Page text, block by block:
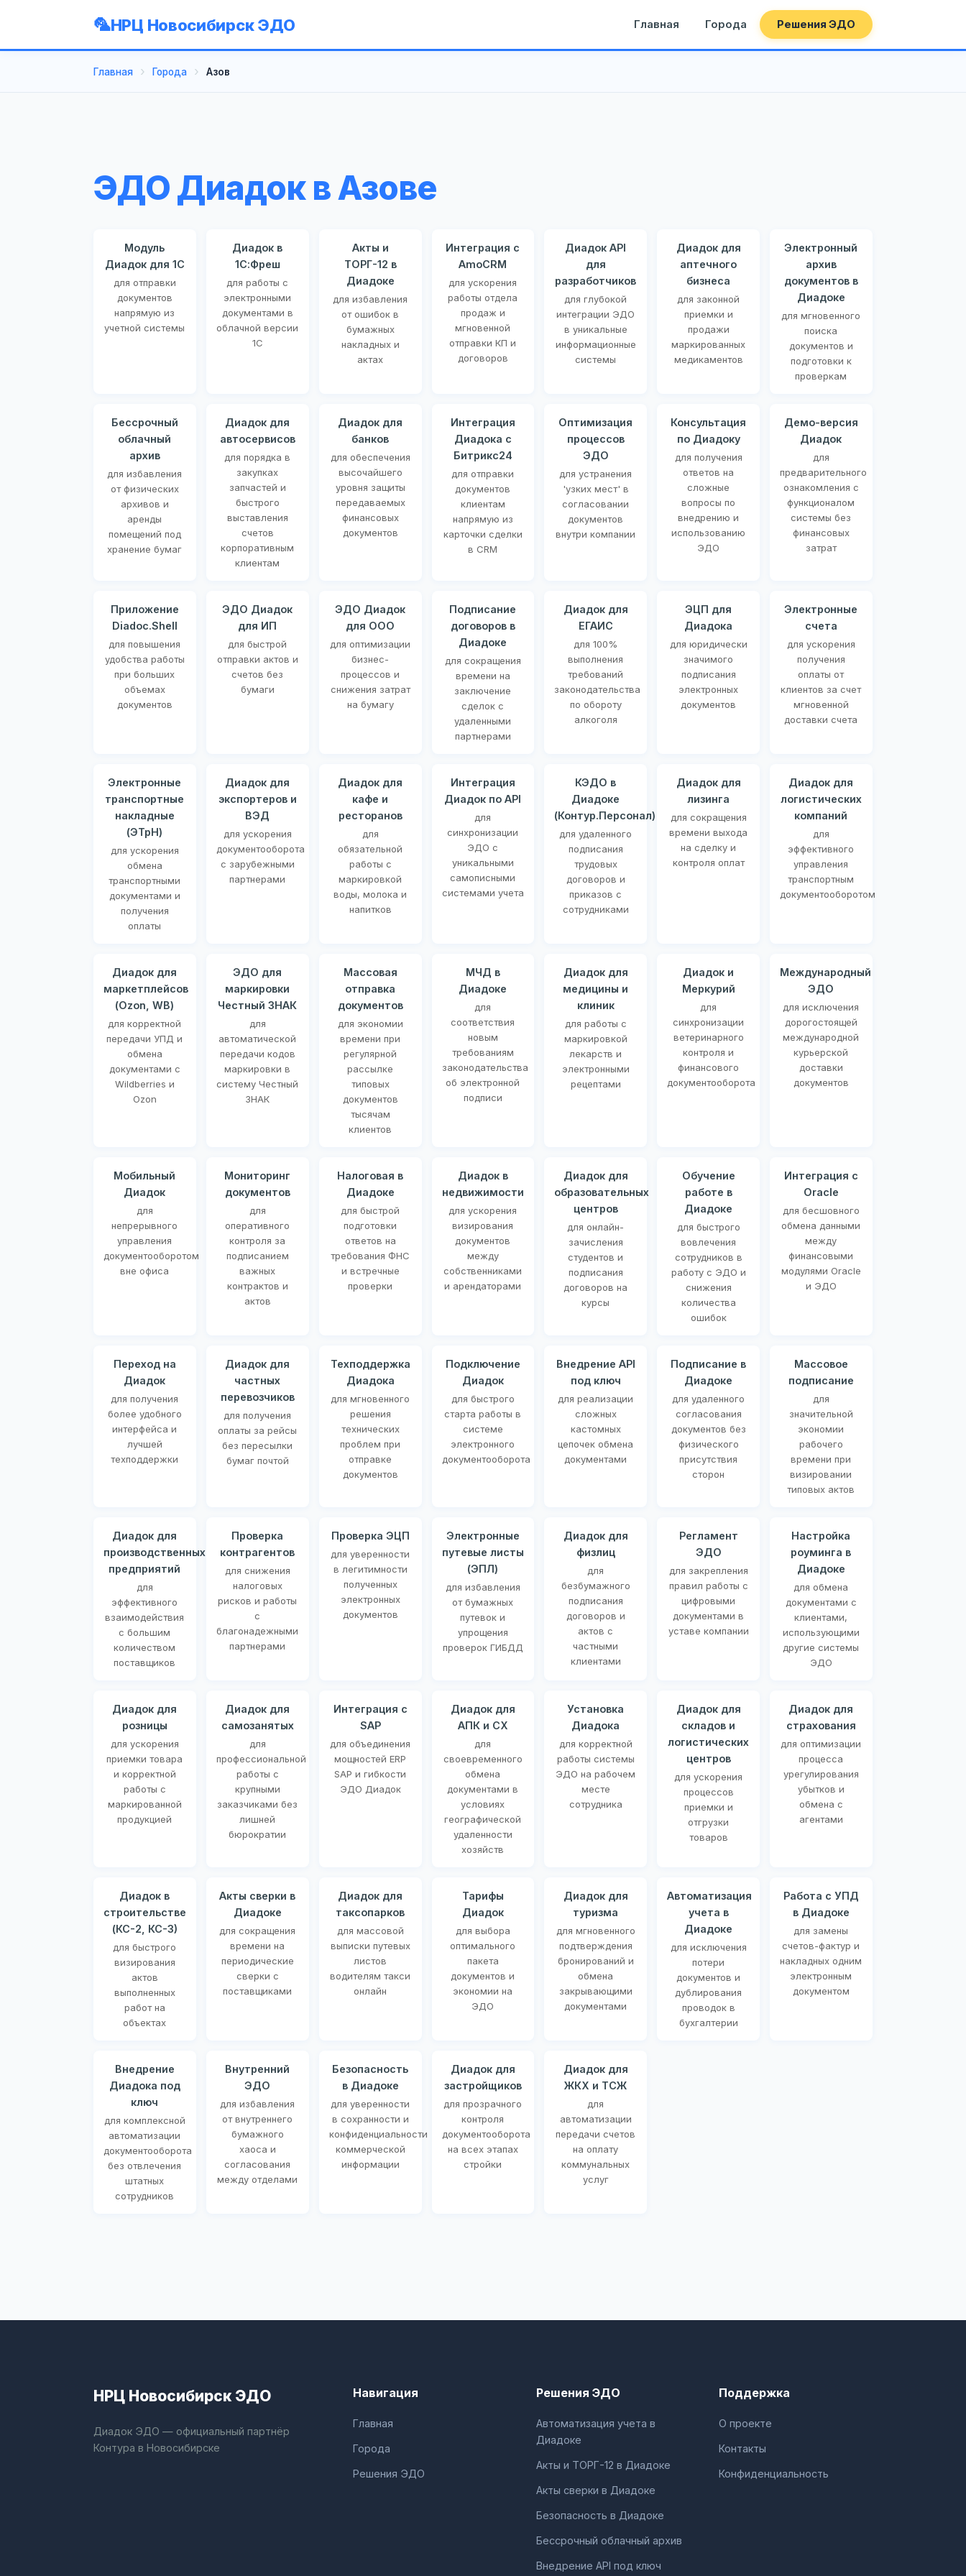
НРЦ Новосибирск ЭДО Главная Города Решения ЭДО
Главная Города Азов
ЭДО Диадок в Азове
Модуль
Диадок для 1С
для отправки
документов
напрямую из
учетной системы
Диадок в
1С:Фреш
для работы с
электронными
документами в
облачной версии
1С
Акты и
ТОРГ-12 в
Диадоке
для избавления
от ошибок в
бумажных
накладных и
актах
Интеграция с
AmoCRM
для ускорения
работы отдела
продаж и
мгновенной
отправки КП и
договоров
Диадок API
для
разработчиков
для глубокой
интеграции ЭДО
в уникальные
информационные
системы
Диадок для
аптечного
бизнеса
для законной
приемки и
продажи
маркированных
медикаментов
Электронный
архив
документов в
Диадоке
для мгновенного
поиска
документов и
подготовки к
проверкам
Бессрочный
облачный
архив
для избавления
от физических
архивов и
аренды
помещений под
хранение бумаг
Диадок для
автосервисов
для порядка в
закупках
запчастей и
быстрого
выставления
счетов
корпоративным
клиентам
Диадок для
банков
для обеспечения
высочайшего
уровня защиты
передаваемых
финансовых
документов
Интеграция
Диадока с
Битрикс24
для отправки
документов
клиентам
напрямую из
карточки сделки
в CRM
Оптимизация
процессов
ЭДО
для устранения
'узких мест' в
согласовании
документов
внутри компании
Консультация
по Диадоку
для получения
ответов на
сложные
вопросы по
внедрению и
использованию
ЭДО
Демо-версия
Диадок
для
предварительного
ознакомления с
функционалом
системы без
финансовых
затрат
Приложение
Diadoc.Shell
для повышения
удобства работы
при больших
объемах
документов
ЭДО Диадок
для ИП
для быстрой
отправки актов и
счетов без
бумаги
ЭДО Диадок
для ООО
для оптимизации
бизнес-
процессов и
снижения затрат
на бумагу
Подписание
договоров в
Диадоке
для сокращения
времени на
заключение
сделок с
удаленными
партнерами
Диадок для
ЕГАИС
для 100%
выполнения
требований
законодательства
по обороту
алкоголя
ЭЦП для
Диадока
для юридически
значимого
подписания
электронных
документов
Электронные
счета
для ускорения
получения
оплаты от
клиентов за счет
мгновенной
доставки счета
Электронные
транспортные
накладные
(ЭТрН)
для ускорения
обмена
транспортными
документами и
получения
оплаты
Диадок для
экспортеров и
ВЭД
для ускорения
документооборота
с зарубежными
партнерами
Диадок для
кафе и
ресторанов
для
обязательной
работы с
маркировкой
воды, молока и
напитков
Интеграция
Диадок по API
для
синхронизации
ЭДО с
уникальными
самописными
системами учета
КЭДО в
Диадоке
(Контур.Персонал)
для удаленного
подписания
трудовых
договоров и
приказов с
сотрудниками
Диадок для
лизинга
для сокращения
времени выхода
на сделку и
контроля оплат
Диадок для
логистических
компаний
для
эффективного
управления
транспортным
документооборотом
Диадок для
маркетплейсов
(Ozon, WB)
для корректной
передачи УПД и
обмена
документами с
Wildberries и
Ozon
ЭДО для
маркировки
Честный ЗНАК
для
автоматической
передачи кодов
маркировки в
систему Честный
ЗНАК
Массовая
отправка
документов
для экономии
времени при
регулярной
рассылке
типовых
документов
тысячам
клиентов
МЧД в
Диадоке
для
соответствия
новым
требованиям
законодательства
об электронной
подписи
Диадок для
медицины и
клиник
для работы с
маркировкой
лекарств и
электронными
рецептами
Диадок и
Меркурий
для
синхронизации
ветеринарного
контроля и
финансового
документооборота
Международный
ЭДО
для исключения
дорогостоящей
международной
курьерской
доставки
документов
Мобильный
Диадок
для
непрерывного
управления
документооборотом
вне офиса
Мониторинг
документов
для
оперативного
контроля за
подписанием
важных
контрактов и
актов
Налоговая в
Диадоке
для быстрой
подготовки
ответов на
требования ФНС
и встречные
проверки
Диадок в
недвижимости
для ускорения
визирования
документов
между
собственниками
и арендаторами
Диадок для
образовательных
центров
для онлайн-
зачисления
студентов и
подписания
договоров на
курсы
Обучение
работе в
Диадоке
для быстрого
вовлечения
сотрудников в
работу с ЭДО и
снижения
количества
ошибок
Интеграция с
Oracle
для бесшовного
обмена данными
между
финансовыми
модулями Oracle
и ЭДО
Переход на
Диадок
для получения
более удобного
интерфейса и
лучшей
техподдержки
Диадок для
частных
перевозчиков
для получения
оплаты за рейсы
без пересылки
бумаг почтой
Техподдержка
Диадока
для мгновенного
решения
технических
проблем при
отправке
документов
Подключение
Диадок
для быстрого
старта работы в
системе
электронного
документооборота
Внедрение API
под ключ
для реализации
сложных
кастомных
цепочек обмена
документами
Подписание в
Диадоке
для удаленного
согласования
документов без
физического
присутствия
сторон
Массовое
подписание
для
значительной
экономии
рабочего
времени при
визировании
типовых актов
Диадок для
производственных
предприятий
для
эффективного
взаимодействия
с большим
количеством
поставщиков
Проверка
контрагентов
для снижения
налоговых
рисков и работы
с
благонадежными
партнерами
Проверка ЭЦП
для уверенности
в легитимности
полученных
электронных
документов
Электронные
путевые листы
(ЭПЛ)
для избавления
от бумажных
путевок и
упрощения
проверок ГИБДД
Диадок для
физлиц
для
безбумажного
подписания
договоров и
актов с
частными
клиентами
Регламент
ЭДО
для закрепления
правил работы с
цифровыми
документами в
уставе компании
Настройка
роуминга в
Диадоке
для обмена
документами с
клиентами,
использующими
другие системы
ЭДО
Диадок для
розницы
для ускорения
приемки товара
и корректной
работы с
маркированной
продукцией
Диадок для
самозанятых
для
профессиональной
работы с
крупными
заказчиками без
лишней
бюрократии
Интеграция с
SAP
для объединения
мощностей ERP
SAP и гибкости
ЭДО Диадок
Диадок для
АПК и СХ
для
своевременного
обмена
документами в
условиях
географической
удаленности
хозяйств
Установка
Диадока
для корректной
работы системы
ЭДО на рабочем
месте
сотрудника
Диадок для
складов и
логистических
центров
для ускорения
процессов
приемки и
отгрузки
товаров
Диадок для
страхования
для оптимизации
процесса
урегулирования
убытков и
обмена с
агентами
Диадок в
строительстве
(КС-2, КС-3)
для быстрого
визирования
актов
выполненных
работ на
объектах
Акты сверки в
Диадоке
для сокращения
времени на
периодические
сверки с
поставщиками
Диадок для
таксопарков
для массовой
выписки путевых
листов
водителям такси
онлайн
Тарифы
Диадок
для выбора
оптимального
пакета
документов и
экономии на
ЭДО
Диадок для
туризма
для мгновенного
подтверждения
бронирований и
обмена
закрывающими
документами
Автоматизация
учета в
Диадоке
для исключения
потери
документов и
дублирования
проводок в
бухгалтерии
Работа с УПД
в Диадоке
для замены
счетов-фактур и
накладных одним
электронным
документом
Внедрение
Диадока под
ключ
для комплексной
автоматизации
документооборота
без отвлечения
штатных
сотрудников
Внутренний
ЭДО
для избавления
от внутреннего
бумажного
хаоса и
согласования
между отделами
Безопасность
в Диадоке
для уверенности
в сохранности и
конфиденциальности
коммерческой
информации
Диадок для
застройщиков
для прозрачного
контроля
документооборота
на всех этапах
стройки
Диадок для
ЖКХ и ТСЖ
для
автоматизации
передачи счетов
на оплату
коммунальных
услуг
НРЦ Новосибирск ЭДО
Диадок ЭДО — официальный партнёр
Контура в Новосибирске
Навигация
Главная
Города
Решения ЭДО
Решения ЭДО
Автоматизация учета в
Диадоке
Акты и ТОРГ-12 в Диадоке
Акты сверки в Диадоке
Безопасность в Диадоке
Бессрочный облачный архив
Внедрение API под ключ
Поддержка
О проекте
Контакты
Конфиденциальность